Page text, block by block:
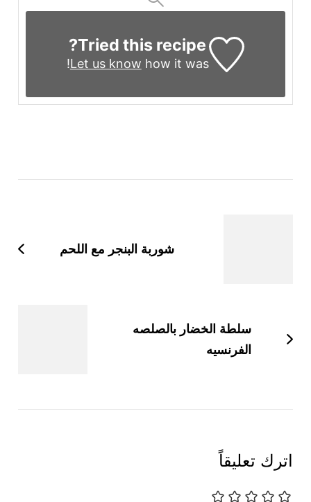
Tried this recipe?
Let us know how it was!
شوربة البنجر مع اللحم
سلطة الخضار بالصلصه
الفرنسيه
اترك تعليقاً